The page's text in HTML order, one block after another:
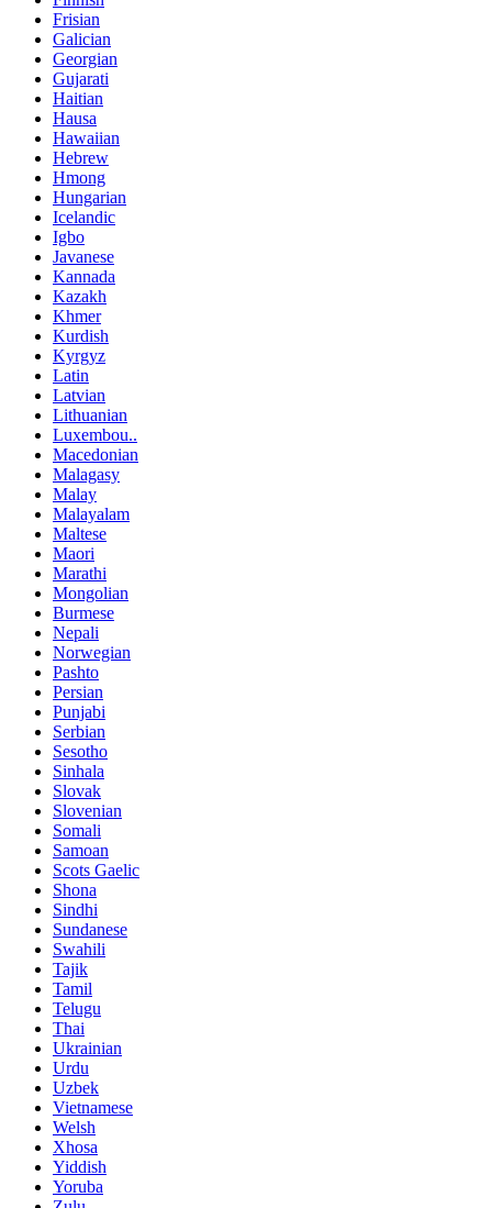
Frisian
Galician
Georgian
Gujarati
Haitian
Hausa
Hawaiian
Hebrew
Hmong
Hungarian
Icelandic
Igbo
Javanese
Kannada
Kazakh
Khmer
Kurdish
Kyrgyz
Latin
Latvian
Lithuanian
Luxembou..
Macedonian
Malagasy
Malay
Malayalam
Maltese
Maori
Marathi
Mongolian
Burmese
Nepali
Norwegian
Pashto
Persian
Punjabi
Serbian
Sesotho
Sinhala
Slovak
Slovenian
Somali
Samoan
Scots Gaelic
Shona
Sindhi
Sundanese
Swahili
Tajik
Tamil
Telugu
Thai
Ukrainian
Urdu
Uzbek
Vietnamese
Welsh
Xhosa
Yiddish
Yoruba